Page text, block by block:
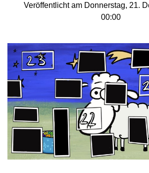
Veröffentlicht am Donnerstag, 21.
00:00